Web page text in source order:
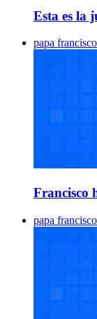
Esta es la
papa
Francisco
papa